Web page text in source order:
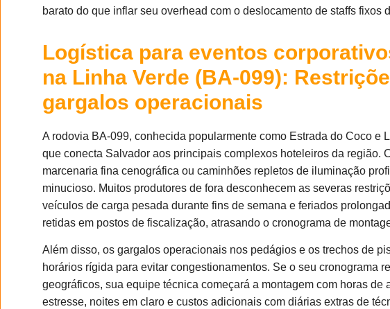
barato do que inflar seu overhead com o deslocamento de staffs fixos
Logística para eventos
na Linha Verde (BA-099):
gargalos operacionais
A rodovia BA-099, conhecida popularmente como Estrada do Coco e
que conecta Salvador aos principais complexos hoteleiros da região.
marcenaria fina cenográfica ou caminhões repletos de iluminação
minucioso. Muitos produtores de fora desconhecem as severas
veículos de carga pesada durante fins de semana e feriados
retidas em postos de fiscalização, atrasando o cronograma de
Além disso, os gargalos operacionais nos pedágios e os trechos de
horários rígida para evitar congestionamentos. Se o seu cronograma
geográficos, sua equipe técnica começará a montagem com horas de
estresse, noites em claro e custos adicionais com diárias extras de